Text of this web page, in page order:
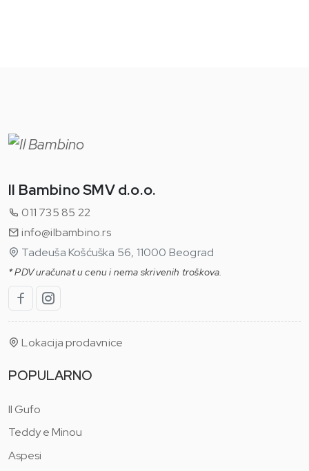
Il Bambino SMV d.o.o.
011 735 85 22
info@ilbambino.rs
Tadeuša Košćuška 56, 11000 Beograd
* PDV uračunat u cenu i nema skrivenih troškova.
Lokacija prodavnice
POPULARNO
Il Gufo
Teddy e Minou
Aspesi